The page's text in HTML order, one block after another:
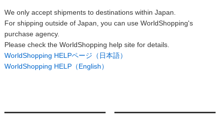
We only accept shipments to destinations within Japan.
For shipping outside of Japan, you can use WorldShopping's
purchase agency.
Please check the WorldShopping help site for details.
WorldShopping HELPページ（日本語）
WorldShopping HELP（English）